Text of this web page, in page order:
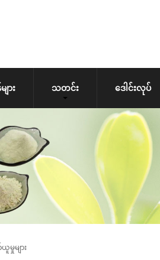
ား သတင်း ဒေါင်းလုပ်
များ